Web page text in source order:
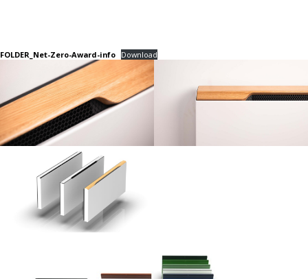
FOLDER_Net-Zero-Award-info Download